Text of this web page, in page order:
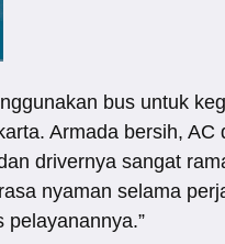
bus untuk
Armada bersih, AC
drivernya sangat
nyaman selama
pelayanannya.”